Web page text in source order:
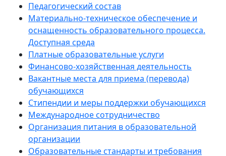
Педагогический состав
Материально-техническое обеспечение и
оснащенность образовательного процесса.
Доступная среда
Платные образовательные услуги
Финансово-хозяйственная деятельность
Вакантные места для приема (перевода)
обучающихся
Стипендии и меры поддержки обучающихся
Международное сотрудничество
Организация питания в образовательной
организации
Образовательные стандарты и требования